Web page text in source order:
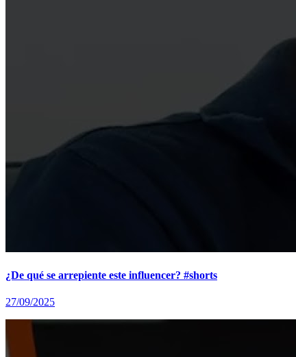
¿De qué se arrepiente este influencer? #shorts
27/09/2025